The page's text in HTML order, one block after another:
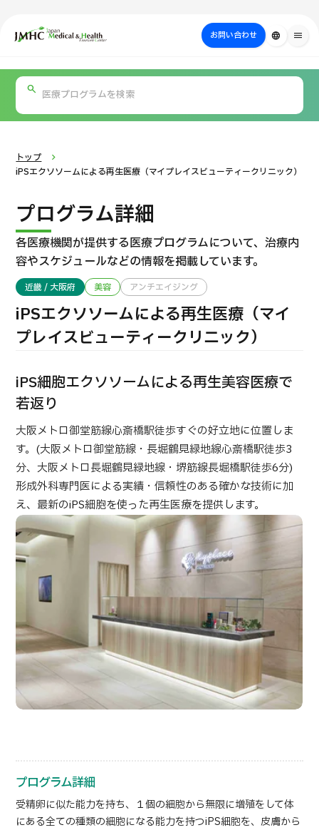
ジャパン・メディカル＆ヘルスツーリズムセンター（JMHC）
お問い合わせ language menu
日本の医療について
部位・疾病
で探す
検査・術式・
方法で探す
を探す
TOP
JMHCについて
外国人受療者様へ
日本の医療について
受診の流れ
医療プログラム検索
部位・疾病で探す
検査・術式・
治療方法で探す
美容医療を探す
医療機関の方へ
PICK UP PROGRAM
国際セカンドオピニオンパッケージ （湘南鎌倉総合病院）
治療 治療
トップ
iPSエクソソームによる再生医療（マイプレイスビューティークリニック）
プログラム詳細
各医療機関が提供する医療プログラムについて、治療内
容やスケジュールなどの情報を掲載しています。
近畿 / 大阪府 美容 アンチエイジング
iPSエクソソームによる再生医療（マイ
プレイスビューティークリニック）
iPS細胞エクソソームによる再生美容医療で
若返り
大阪メトロ御堂筋線心斎橋駅徒歩すぐの好立地に位置しま
す。(大阪メトロ御堂筋線・長堀鶴見緑地線心斎橋駅徒歩3
分、大阪メトロ長堀鶴見緑地線・堺筋線長堀橋駅徒歩6分)
形成外科専門医による実績・信頼性のある確かな技術に加
え、最新のiPS細胞を使った再生医療を提供します。
プログラム詳細
受精卵に似た能力を持ち、１個の細胞から無限に増殖をして体
にある全ての種類の細胞になる能力を持つiPS細胞を、皮膚から